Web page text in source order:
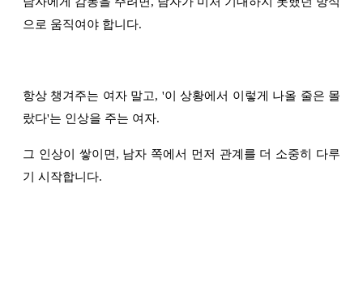
으로 움직여야 합니다.
항상 챙겨주는 여자 말고, '이 상황에서 이렇게 나올 줄은 몰
랐다'는 인상을 주는 여자.
그 인상이 쌓이면, 남자 쪽에서 먼저 관계를 더 소중히 다루
기 시작합니다.